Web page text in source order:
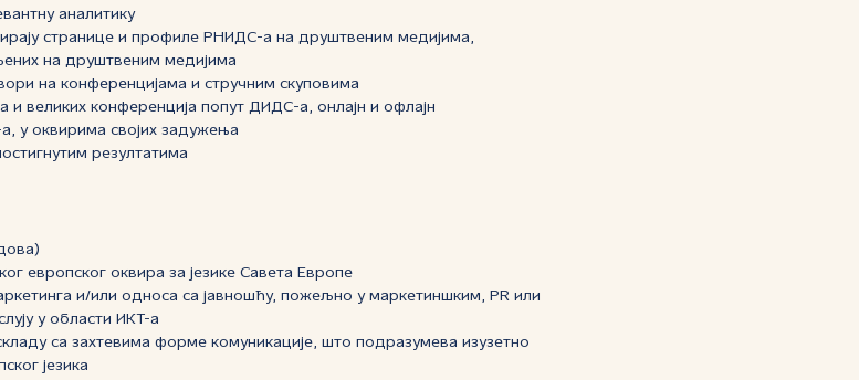
аналитику
странице и профиле РНИДС-а на друштвеним медијима,
на друштвеним медијима
на конференцијама и стручним скуповима
и великих конференција попут ДИДС-а, онлајн и офлајн
у оквирима својих задужења
резултатима
европског оквира за језике Савета Европе
и/или односа са јавношћу, пожељно у маркетиншким, PR или
у области ИКТ-а
са захтевима форме комуникације, што подразумева изузетно
језика